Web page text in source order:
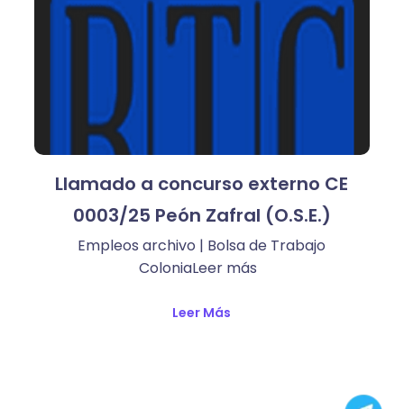
Llamado a concurso externo CE
0003/25 Peón Zafral (O.S.E.)
Empleos archivo | Bolsa de Trabajo
ColoniaLeer más ​
Leer Más